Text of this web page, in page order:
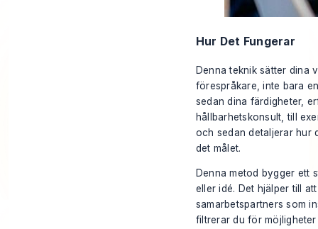
Hur Det Fungerar
Denna teknik sätter dina
förespråkare, inte bara
sedan dina färdigheter,
hållbarhetskonsult, till
och sedan detaljerar hur
det målet.
Denna metod bygger ett
eller idé. Det hjälper till
samarbetspartners som
filtrerar du för